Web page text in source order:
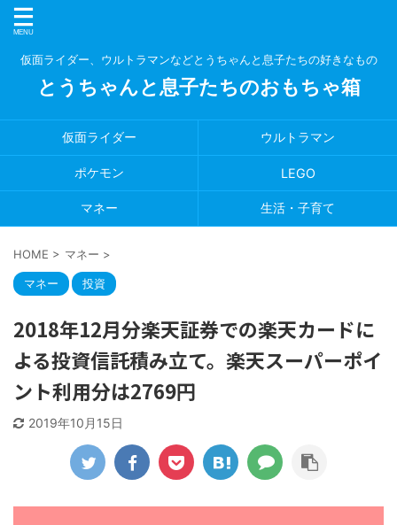
仮面ライダー、ウルトラマンなどとうちゃんと息子たちの好きなもの
とうちゃんと息子たちのおもちゃ箱
仮面ライダー ウルトラマン
ポケモン LEGO
マネー 生活・子育て
HOME > マネー >
マネー 投資
2018年12月分楽天証券での楽天カードに
よる投資信託積み立て。楽天スーパーポイ
ント利用分は2769円
2019年10月15日